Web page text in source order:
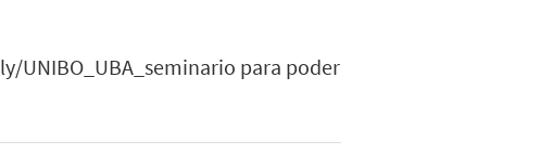
UNIBO_UBA_seminario para poder